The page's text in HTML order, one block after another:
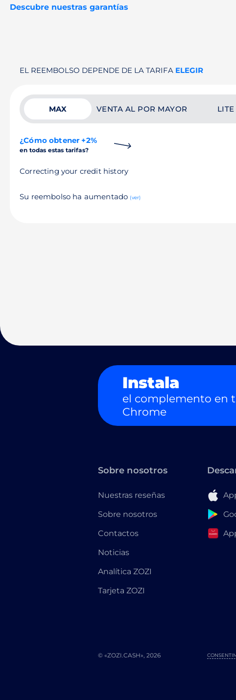
Descubre nuestras garantías
EL REEMBOLSO DEPENDE DE LA TARIFA ELEGIR
MAX VENTA AL POR MAYOR LITE
¿Cómo obtener +2%
en todas estas tarifas?
Correcting your credit history
Su reembolso ha aumentado (ver)
Instala
el complemento en
Chrome
Sobre nosotros
Nuestras reseñas
Sobre nosotros
Contactos
Noticias
Analítica ZOZI
Tarjeta ZOZI
© «ZOZI.CASH», 2026